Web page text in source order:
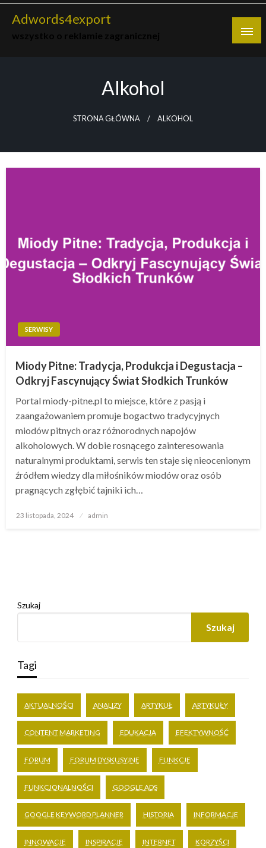
Skip
Adwords4export
Alkohol
STRONA GŁÓWNA ALKOHOL
SERWISY
Miody Pitne: Tradycja, Produkcja i Degustacja –
Odkryj Fascynujący Świat Słodkich Trunków
Portal miody-pitne.pl to miejsce, które z pasją i
zaangażowaniem promuje bogactwo tradycyjnych
miodów pitnych oraz różnorodnych napojów
alkoholowych. W dobie rosnącego zainteresowania
naturalnymi produktami, serwis ten staje się nieocenionym
źródłem wiedzy dla miłośników miodów oraz osób
pragnących zgłębić tajniki ich…
Opublikowane
23 listopada, 2024 admin
Szukaj
Szukaj
Tagi
AKTUALNOŚCI ANALIZY ARTYKUŁ ARTYKUŁY
CONTENT MARKETING EDUKACJA EFEKTYWNOŚĆ
FORUM FORUM DYSKUSYJNE FUNKCJE
FUNKCJONALNOŚCI GOOGLE ADS
GOOGLE KEYWORD PLANNER HISTORIA INFORMACJE
INNOWACJE INSPIRACJE INTERNET KORZYŚCI